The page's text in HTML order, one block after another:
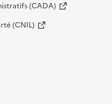
(CADA)
(CNIL)